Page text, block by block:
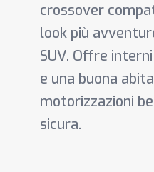
crossover
look più
SUV. Offre
e una buona
motorizzazioni
sicura.